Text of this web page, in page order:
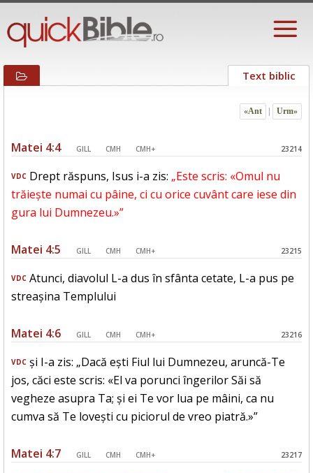
Text biblic
«Ant Urm»
Matei 4:4 GILL CMH CMH+ 23214
VDC Drept răspuns, Isus i-a zis: „Este scris: «Omul nu
trăiește numai cu pâine, ci cu orice cuvânt care iese din
gura lui Dumnezeu.»”
Matei 4:5 GILL CMH CMH+ 23215
VDC Atunci, diavolul L-a dus în sfânta cetate, L-a pus pe
streașina Templului
Matei 4:6 GILL CMH CMH+ 23216
VDC și I-a zis: „Dacă ești Fiul lui Dumnezeu, aruncă-Te
jos, căci este scris: «El va porunci îngerilor Săi să
vegheze asupra Ta; și ei Te vor lua pe mâini, ca nu
cumva să Te lovești cu piciorul de vreo piatră.»”
Matei 4:7 GILL CMH CMH+ 23217